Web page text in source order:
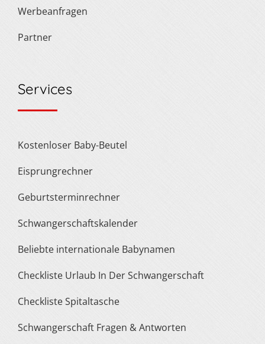
Werbeanfragen
Partner
Services
Kostenloser Baby-Beutel
Eisprungrechner
Geburtsterminrechner
Schwangerschaftskalender
Beliebte internationale Babynamen
Checkliste Urlaub In Der Schwangerschaft
Checkliste Spitaltasche
Schwangerschaft Fragen & Antworten